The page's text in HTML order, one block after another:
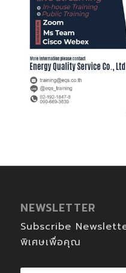
NEWSLETTER
Subscribe
พิเศษเพื่อคุณ